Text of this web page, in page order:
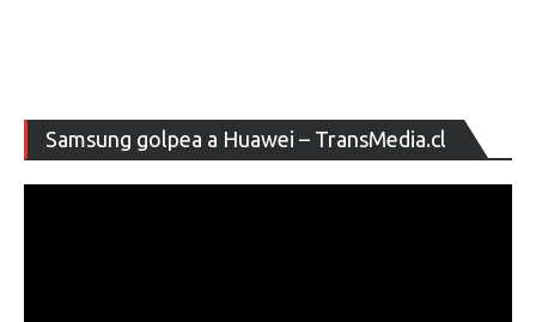
Samsung golpea a Huawei – TransMedia.cl
de